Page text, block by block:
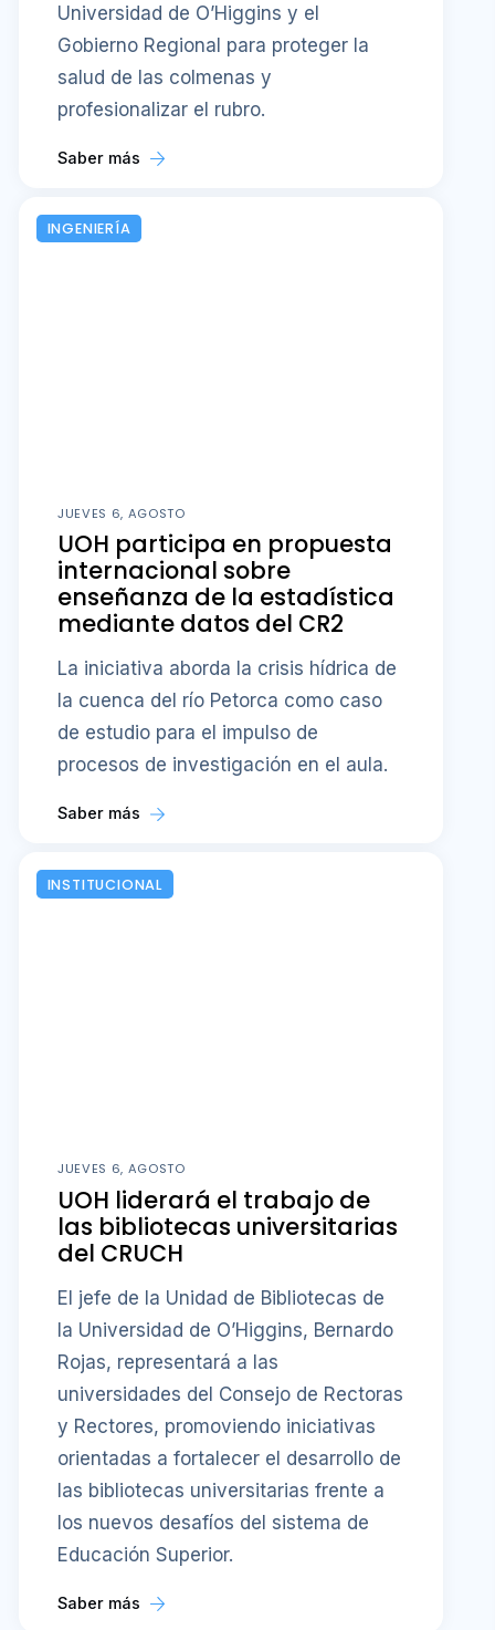
Universidad de O’Higgins y el
Gobierno Regional para proteger la
salud de las colmenas y
profesionalizar el rubro.
Saber más
INGENIERÍA
JUEVES 6, AGOSTO
UOH participa en propuesta
internacional sobre
enseñanza de la estadística
mediante datos del CR2
La iniciativa aborda la crisis hídrica de
la cuenca del río Petorca como caso
de estudio para el impulso de
procesos de investigación en el aula.
Saber más
INSTITUCIONAL
JUEVES 6, AGOSTO
UOH liderará el trabajo de
las bibliotecas universitarias
del CRUCH
El jefe de la Unidad de Bibliotecas de
la Universidad de O’Higgins, Bernardo
Rojas, representará a las
universidades del Consejo de Rectoras
y Rectores, promoviendo iniciativas
orientadas a fortalecer el desarrollo de
las bibliotecas universitarias frente a
los nuevos desafíos del sistema de
Educación Superior.
Saber más